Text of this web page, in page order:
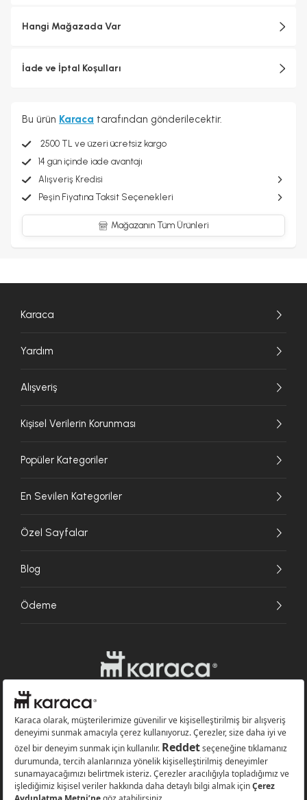
Hangi Mağazada Var
İade ve İptal Koşulları
Bu ürün Karaca tarafından gönderilecektir.
2500 TL ve üzeri ücretsiz kargo
14 gün içinde iade avantajı
Alışveriş Kredisi
Peşin Fiyatına Taksit Seçenekleri
Mağazanın Tüm Ürünleri
Karaca
Yardım
Alışveriş
Kişisel Verilerin Korunması
Popüler Kategoriler
En Sevilen Kategoriler
Özel Sayfalar
Blog
Ödeme
Websitesinde kullanılan bazı görseller yapay zekâ (AI) ile üretilmiştir.